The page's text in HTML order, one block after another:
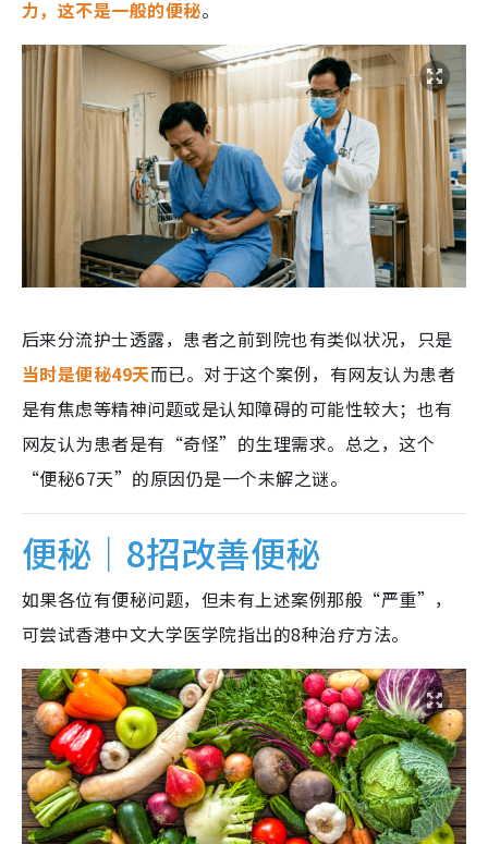
力，这不是一般的便秘。
后来分流护士透露，患者之前到院也有类似状况，只是
当时是便秘49天而已。对于这个案例，有网友认为患者
是有焦虑等精神问题或是认知障碍的可能性较大；也有
网友认为患者是有“奇怪”的生理需求。总之，这个
“便秘67天”的原因仍是一个未解之谜。
便秘｜8招改善便秘
如果各位有便秘问题，但未有上述案例那般“严重”，
可尝试香港中文大学医学院指出的8种治疗方法。